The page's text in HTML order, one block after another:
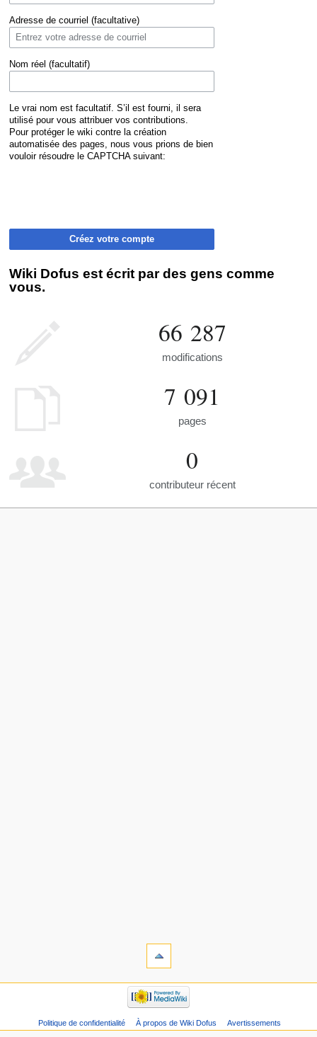
Adresse de courriel (facultative)
Nom réel (facultatif)
Le vrai nom est facultatif. S’il est fourni, il sera
utilisé pour vous attribuer vos contributions.
Pour protéger le wiki contre la création
automatisée des pages, nous vous prions de bien
vouloir résoudre le CAPTCHA suivant:
Créez votre compte
Wiki Dofus est écrit par des gens comme
vous.
66 287
modifications
7 091
pages
0
contributeur récent
Politique de confidentialité À propos de Wiki Dofus Avertissements